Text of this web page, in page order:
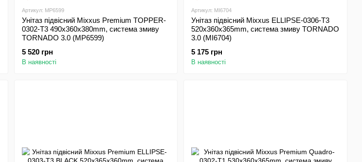
Артикул: MP6599
Унітаз підвісний Mixxus Premium TOPPER-
0302-T3 490х360х380mm, система змиву
TORNADO 3.0 (MP6599)
5 520 грн
В наявності
Артикул: MI6704
Унітаз підвісний Mixxus ELLIPSE-0306-T3
520x360x365mm, система змиву TORNADO
3.0 (MI6704)
5 175 грн
В наявності